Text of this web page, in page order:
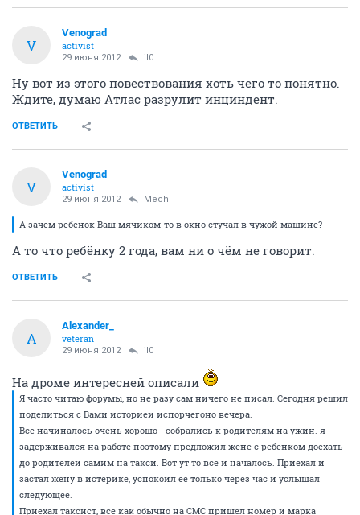
V
Venograd
activist
29 июня 2012 il0
Ну вот из этого повествования хоть чего то понятно.
Ждите, думаю Атлас разрулит инциндент.
ОТВЕТИТЬ
V
Venograd
activist
29 июня 2012 Mech
А зачем ребенок Ваш мячиком-то в окно стучал в чужой машине?
А то что ребёнку 2 года, вам ни о чём не говорит.
ОТВЕТИТЬ
A
Alexander_
veteran
29 июня 2012 il0
На дроме интересней описали
Я часто читаю форумы, но не разу сам ничего не писал. Сегодня решил
поделиться с Вами историеи испорчегоно вечера.
Все начиналось очень хорошо - собрались к родителям на ужин. я
задерживался на работе поэтому предложил жене с ребенком доехать
до родителеи самим на такси. Вот ут то все и началось. Приехал и
застал жену в истерике, успокоил ее только через час и услышал
следующее.
Приехал таксист, все как обычно на СМС пришел номер и марка